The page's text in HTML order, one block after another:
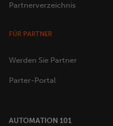
Partnerverzeichnis
FÜR PARTNER
Werden Sie Partner
Parter-Portal
AUTOMATION 101